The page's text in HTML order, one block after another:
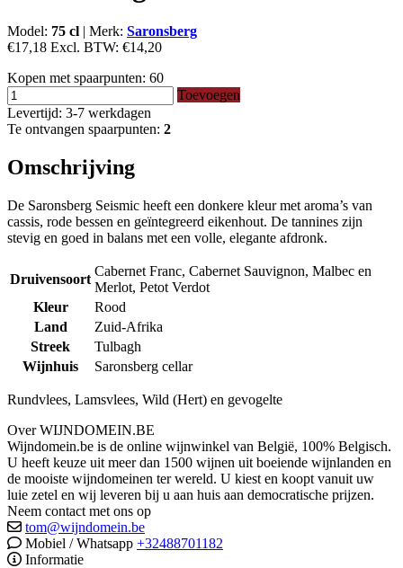
Model: 75 cl | Merk: Saronsberg
€17,18 Excl. BTW: €14,20
Kopen met spaarpunten: 60
Toevoegen
Levertijd: 3-7 werkdagen
Te ontvangen spaarpunten: 2
Omschrijving
De Saronsberg Seismic heeft een donkere kleur met aroma’s van
cassis, rode bessen en geïntegreerd eikenhout. De tannines zijn
stevig en goed in balans met een volle, elegante afdronk.
Druivensoort
Cabernet Franc, Cabernet Sauvignon, Malbec en
Merlot, Petot Verdot
Kleur
Rood
Land
Zuid-Afrika
Streek
Tulbagh
Wijnhuis
Saronsberg cellar
Rundvlees, Lamsvlees, Wild (Hert) en gevogelte
Over WIJNDOMEIN.BE
Wijndomein.be is de online wijnwinkel van België, 100% Belgisch.
U heeft keuze uit meer dan 1500 wijnen uit boeiende wijnlanden en
de mooiste wijndomeinen ter wereld. U kiest en koopt vanuit uw
luie zetel en wij leveren bij u aan huis aan democratische prijzen.
Neem contact met ons op
tom@wijndomein.be
Mobiel / Whatsapp +32488701182
Informatie